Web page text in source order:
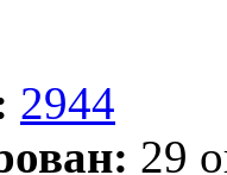
2944
29